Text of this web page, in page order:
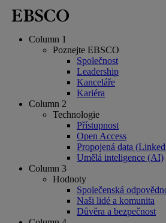
Column 1
Poznejte EBSCO
Společnost
Leadership
Kanceláře
Kariéra
Column 2
Technologie
Přístupnost
Open Access
Propojená data
Umělá inteligence (AI)
Column 3
Hodnoty
Společenská
Naši lidé a komunita
Důvěra a bezpečnost